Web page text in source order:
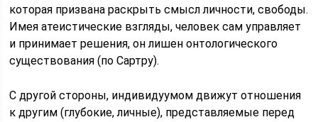
которая призвана раскрыть смысл личности, свободы.
Имея атеистические взгляды, человек сам управляет
и принимает решения, он лишен онтологического
существования (по Сартру).
С другой стороны, индивидуумом движут отношения
к другим (глубокие, личные), представляемые перед